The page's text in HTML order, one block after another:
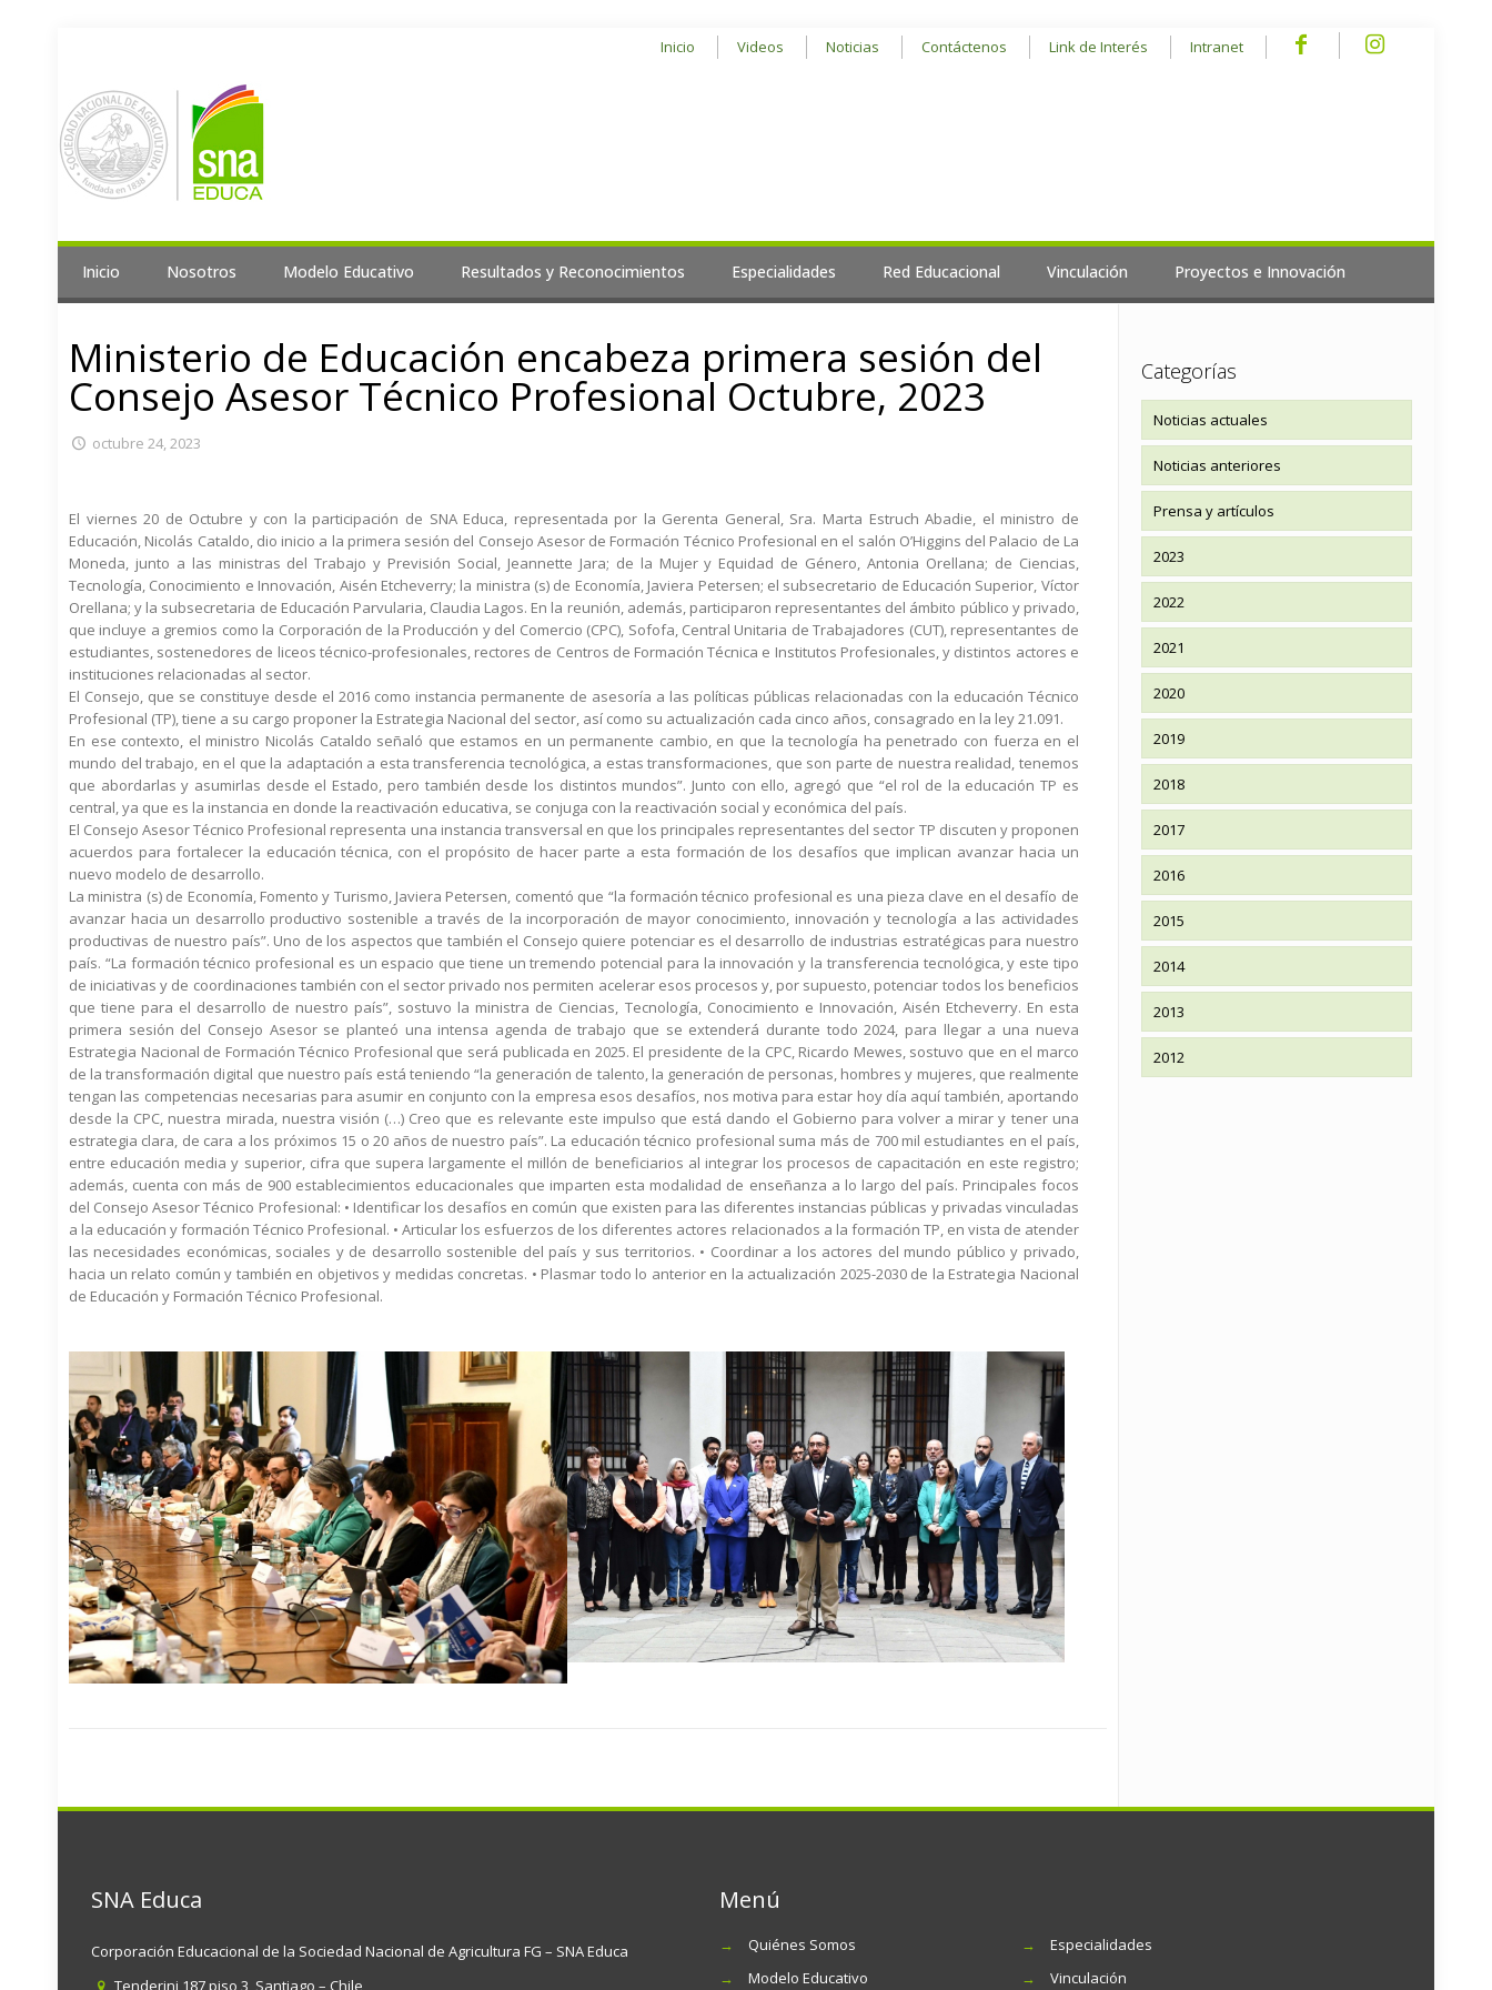
Inicio Videos Noticias Contáctenos Link de Interés Intranet
Inicio Nosotros Modelo Educativo Resultados y Reconocimientos Especialidades Red Educacional Vinculación Proyectos e Innovación
Ministerio de Educación encabeza primera sesión del
Consejo Asesor Técnico Profesional Octubre, 2023
octubre 24, 2023
El viernes 20 de Octubre y con la participación de SNA Educa, representada por la Gerenta General, Sra. Marta Estruch Abadie, el ministro de
Educación, Nicolás Cataldo, dio inicio a la primera sesión del Consejo Asesor de Formación Técnico Profesional en el salón O’Higgins del Palacio de La
Moneda, junto a las ministras del Trabajo y Previsión Social, Jeannette Jara; de la Mujer y Equidad de Género, Antonia Orellana; de Ciencias,
Tecnología, Conocimiento e Innovación, Aisén Etcheverry; la ministra (s) de Economía, Javiera Petersen; el subsecretario de Educación Superior, Víctor
Orellana; y la subsecretaria de Educación Parvularia, Claudia Lagos. En la reunión, además, participaron representantes del ámbito público y privado,
que incluye a gremios como la Corporación de la Producción y del Comercio (CPC), Sofofa, Central Unitaria de Trabajadores (CUT), representantes de
estudiantes, sostenedores de liceos técnico-profesionales, rectores de Centros de Formación Técnica e Institutos Profesionales, y distintos actores e
instituciones relacionadas al sector.
El Consejo, que se constituye desde el 2016 como instancia permanente de asesoría a las políticas públicas relacionadas con la educación Técnico
Profesional (TP), tiene a su cargo proponer la Estrategia Nacional del sector, así como su actualización cada cinco años, consagrado en la ley 21.091.
En ese contexto, el ministro Nicolás Cataldo señaló que estamos en un permanente cambio, en que la tecnología ha penetrado con fuerza en el
mundo del trabajo, en el que la adaptación a esta transferencia tecnológica, a estas transformaciones, que son parte de nuestra realidad, tenemos
que abordarlas y asumirlas desde el Estado, pero también desde los distintos mundos”. Junto con ello, agregó que “el rol de la educación TP es
central, ya que es la instancia en donde la reactivación educativa, se conjuga con la reactivación social y económica del país.
El Consejo Asesor Técnico Profesional representa una instancia transversal en que los principales representantes del sector TP discuten y proponen
acuerdos para fortalecer la educación técnica, con el propósito de hacer parte a esta formación de los desafíos que implican avanzar hacia un
nuevo modelo de desarrollo.
La ministra (s) de Economía, Fomento y Turismo, Javiera Petersen, comentó que “la formación técnico profesional es una pieza clave en el desafío de
avanzar hacia un desarrollo productivo sostenible a través de la incorporación de mayor conocimiento, innovación y tecnología a las actividades
productivas de nuestro país”. Uno de los aspectos que también el Consejo quiere potenciar es el desarrollo de industrias estratégicas para nuestro
país. “La formación técnico profesional es un espacio que tiene un tremendo potencial para la innovación y la transferencia tecnológica, y este tipo
de iniciativas y de coordinaciones también con el sector privado nos permiten acelerar esos procesos y, por supuesto, potenciar todos los beneficios
que tiene para el desarrollo de nuestro país”, sostuvo la ministra de Ciencias, Tecnología, Conocimiento e Innovación, Aisén Etcheverry. En esta
primera sesión del Consejo Asesor se planteó una intensa agenda de trabajo que se extenderá durante todo 2024, para llegar a una nueva
Estrategia Nacional de Formación Técnico Profesional que será publicada en 2025. El presidente de la CPC, Ricardo Mewes, sostuvo que en el marco
de la transformación digital que nuestro país está teniendo “la generación de talento, la generación de personas, hombres y mujeres, que realmente
tengan las competencias necesarias para asumir en conjunto con la empresa esos desafíos, nos motiva para estar hoy día aquí también, aportando
desde la CPC, nuestra mirada, nuestra visión (…) Creo que es relevante este impulso que está dando el Gobierno para volver a mirar y tener una
estrategia clara, de cara a los próximos 15 o 20 años de nuestro país”. La educación técnico profesional suma más de 700 mil estudiantes en el país,
entre educación media y superior, cifra que supera largamente el millón de beneficiarios al integrar los procesos de capacitación en este registro;
además, cuenta con más de 900 establecimientos educacionales que imparten esta modalidad de enseñanza a lo largo del país. Principales focos
del Consejo Asesor Técnico Profesional: • Identificar los desafíos en común que existen para las diferentes instancias públicas y privadas vinculadas
a la educación y formación Técnico Profesional. • Articular los esfuerzos de los diferentes actores relacionados a la formación TP, en vista de atender
las necesidades económicas, sociales y de desarrollo sostenible del país y sus territorios. • Coordinar a los actores del mundo público y privado,
hacia un relato común y también en objetivos y medidas concretas. • Plasmar todo lo anterior en la actualización 2025-2030 de la Estrategia Nacional
de Educación y Formación Técnico Profesional.
Categorías
Noticias actuales
Noticias anteriores
Prensa y artículos
2023
2022
2021
2020
2019
2018
2017
2016
2015
2014
2013
2012
SNA Educa
Corporación Educacional de la Sociedad Nacional de Agricultura FG – SNA Educa
Tenderini 187 piso 3, Santiago – Chile
Menú
→
Quiénes Somos
→
Modelo Educativo
→
Especialidades
→
Vinculación